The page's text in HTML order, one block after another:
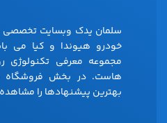
سلمان یدک وبسایت تخصصی
خودرو هیوندا و کیا می
مجموعه معرفی تکنولوژی
هاست. در بخش فروشگاه
بهترین پیشنهادها را